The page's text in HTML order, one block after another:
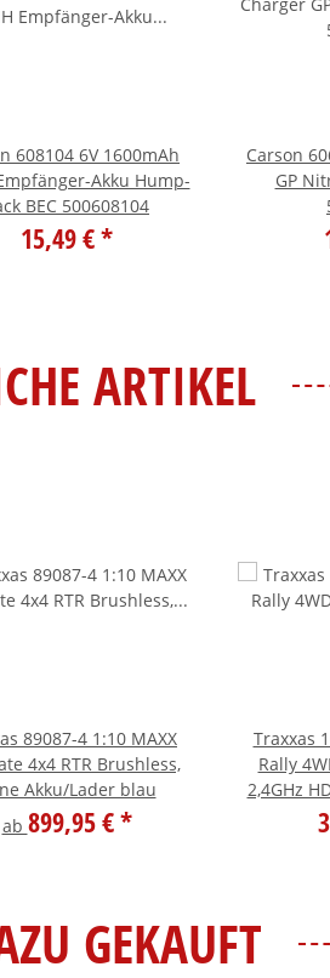
608104 6V 1600mAh
Akku Hump-
BEC 500608104
15,49 €*
Carson
GP
ARTIKEL
89087-4 1:10 MAXX
4x4 RTR Brushless,
Akku/Lader blau
ab 899,95 €*
Traxxas
Rally
2,4GHz
GEKAUFT